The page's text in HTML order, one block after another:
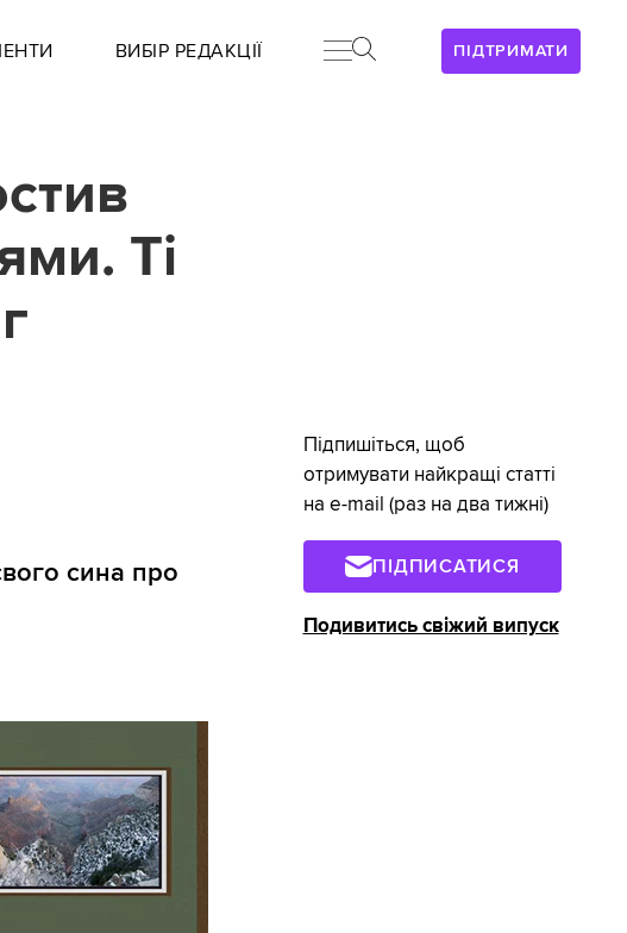
ПІДТРИМАТИ
ВИБІР РЕДАКЦІЇ
Ті
сина про
Підпишіться, щоб
отримувати найкращі статті
на e-mail (раз на два тижні)
ПІДПИСАТИСЯ
Подивитись свіжий випуск